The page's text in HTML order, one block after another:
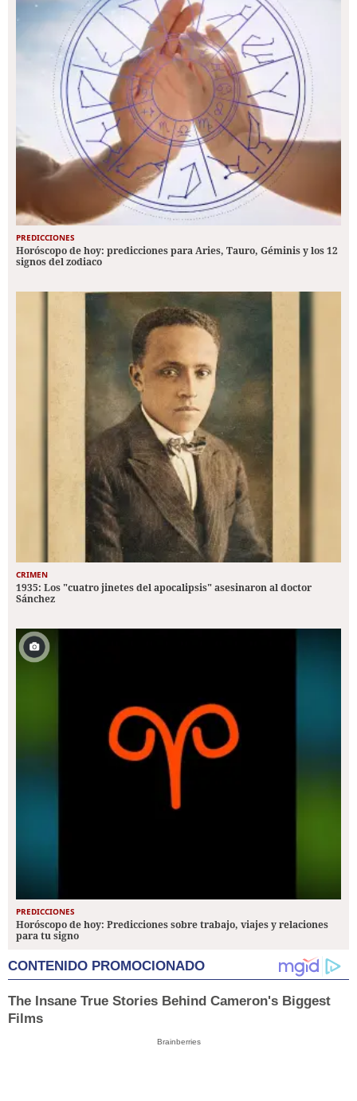
PREDICCIONES
Horóscopo de hoy: predicciones para Aries, Tauro, Géminis y los 12
signos del zodiaco
CRIMEN
1935: Los "cuatro jinetes del apocalipsis" asesinaron al doctor
Sánchez
PREDICCIONES
Horóscopo de hoy: Predicciones sobre trabajo, viajes y relaciones
para tu signo
CONTENIDO PROMOCIONADO
The Insane True Stories Behind Cameron's Biggest
Films
Brainberries